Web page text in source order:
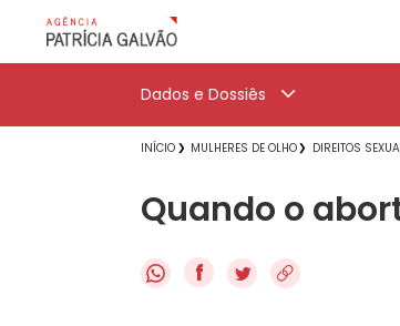
Dados e Dossiês
INÍCIO MULHERES DE OLHO DIREITOS
Quando o
f